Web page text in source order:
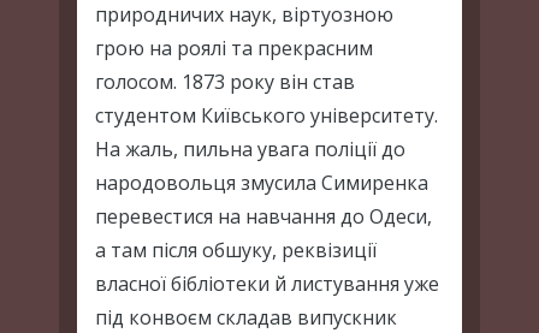
природничих наук, віртуозною
грою на роялі та прекрасним
голосом. 1873 року він став
студентом Київського університету.
На жаль, пильна увага поліції до
народовольця змусила Симиренка
перевестися на навчання до Одеси,
а там після обшуку, реквізиції
власної бібліотеки й листування уже
під конвоєм складав випускник